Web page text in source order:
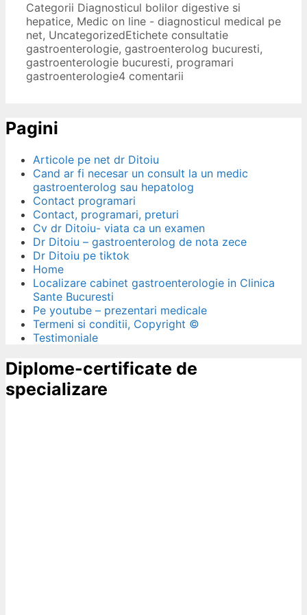
Categorii Diagnosticul bolilor digestive si
hepatice, Medic on line - diagnosticul medical pe
net, UncategorizedEtichete consultatie
gastroenterologie, gastroenterolog bucuresti,
gastroenterologie bucuresti, programari
gastroenterologie4 comentarii
Pagini
Articole pe net dr Ditoiu
Cand ar fi necesar un consult la un medic
gastroenterolog sau hepatolog
Contact programari
Contact, programari, preturi
Cv dr Ditoiu- viata ca un examen
Dr Ditoiu – gastroenterolog de nota zece
Dr Ditoiu pe tiktok
Home
Localizare cabinet gastroenterologie in Clinica
Sante Bucuresti
Pe youtube – prezentari medicale
Termeni si conditii, Copyright ©
Testimoniale
Diplome-certificate de
specializare